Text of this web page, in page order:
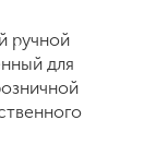
ручной
для